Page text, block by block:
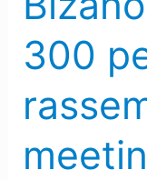
300
insoumise